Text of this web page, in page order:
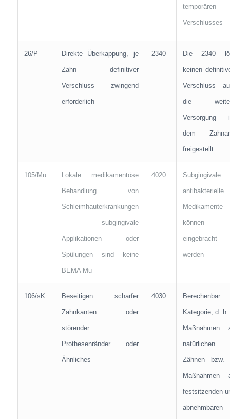
temporären
Verschlusses
26/P Direkte Überkappung, je
Zahn – definitiver
Verschluss zwingend
erforderlich
2340 Die 2340
keinen
Verschluss
die
Versorgung
dem
freigestellt
105/Mu Lokale medikamentöse
Behandlung von
Schleimhauterkrankungen
– subgingivale
Applikationen oder
Spülungen sind keine
BEMA Mu
4020 Subgingivale
antibakterielle
Medikamente
können
eingebracht
werden
106/sK Beseitigen scharfer
Zahnkanten oder
störender
Prothesenränder oder
Ähnliches
4030 Berechenbar
Kategorie, d. h.
Maßnahmen
natürlichen
Zähnen bzw.
Maßnahmen
festsitzenden
abnehmbaren